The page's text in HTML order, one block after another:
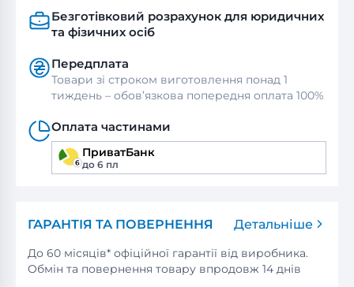
Безготівковий розрахунок для юридичних
та фізичних осіб
Передплата
Товари зі строком виготовлення понад 1
тиждень – обов’язкова попередня оплата 100%
Оплата частинами
ПриватБанк
до 6 пл
ГАРАНТІЯ ТА ПОВЕРНЕННЯ Детальніше
До 60 місяців* офіційної гарантії від виробника.
Обмін та повернення товару впродовж 14 днів